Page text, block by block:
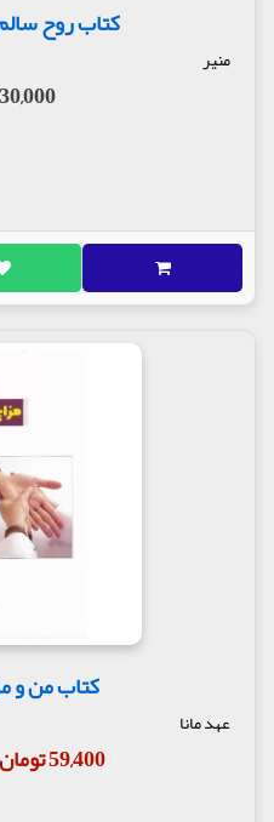
کتاب روح
منیر
30,000 تومان
کتاب من و
عهد مانا
59,400 تومان